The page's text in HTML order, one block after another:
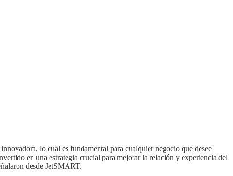
lo cual es fundamental para cualquier negocio que desee
en una estrategia crucial para mejorar la relación y experiencia del
desde JetSMART.